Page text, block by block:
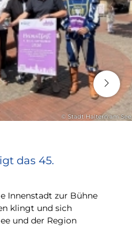
© Stadt Haltern am See
das 45.
Innenstadt zur Bühne
klingt und sich
und der Region